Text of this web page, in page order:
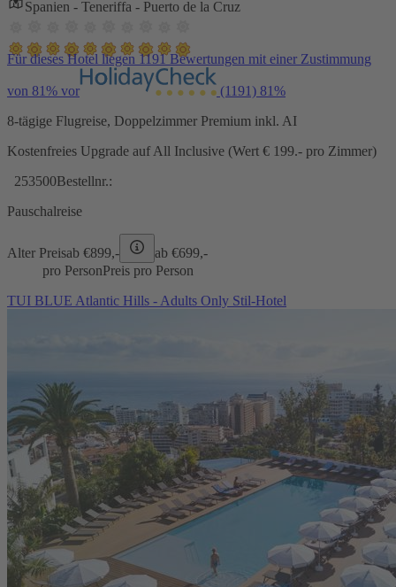
Spanien - Teneriffa - Puerto de la Cruz
Für dieses Hotel liegen 1191 Bewertungen mit einer Zustimmung
von 81% vor (1191) 81%
8-tägige Flugreise, Doppelzimmer Premium inkl. AI
Kostenfreies Upgrade auf All Inclusive (Wert € 199.- pro Zimmer)
253500Bestellnr.:
Pauschalreise
Alter Preisab €899,- ab €699,-
pro PersonPreis pro Person
TUI BLUE Atlantic Hills - Adults Only Stil-Hotel